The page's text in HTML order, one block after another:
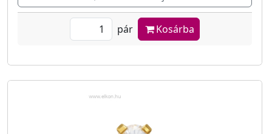
pár Kosárba